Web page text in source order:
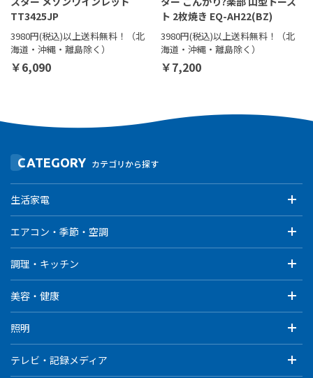
TT3425JP
3980円(税込)以上送料無料！（北
海道・沖縄・離島除く）
￥6,090
ト 2枚焼き EQ-AH22(BZ)
3980円(税込)以上送料無料！（北
海道・沖縄・離島除く）
￥7,200
CATEGORY カテゴリから探す
生活家電
エアコン・季節・空調
調理・キッチン
美容・健康
照明
テレビ・記録メディア